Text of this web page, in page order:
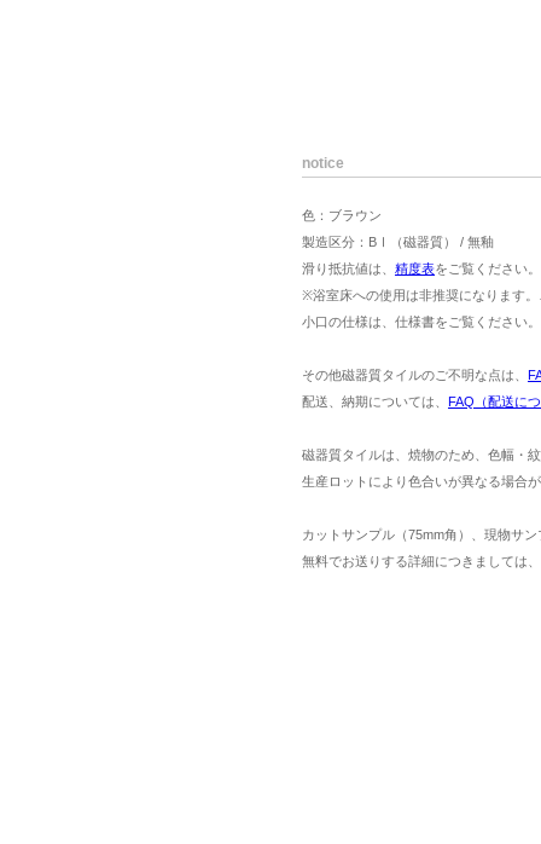
notice
色：ブラウン
製造区分：BⅠ（磁器質） / 無釉
滑り抵抗値は、 精度表をご覧ください。
※浴室床への使用は非推奨になります
小口の仕様は、仕様書をご覧ください。
その他磁器質タイルのご不明な点は、
配送、納期については、 FAQ（配送に
磁器質タイルは、焼物のため、色幅・
生産ロットにより色合いが異なる場合
カットサンプル（75mm角）、現物サン
無料でお送りする詳細につきましては、